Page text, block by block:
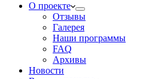
О проекте
Отзывы
Галерея
Наши программы
FAQ
Архивы
Новости